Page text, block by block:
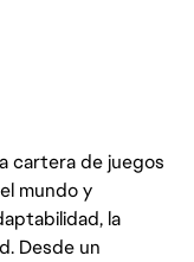
cartera de juegos
mundo y
la
Desde un